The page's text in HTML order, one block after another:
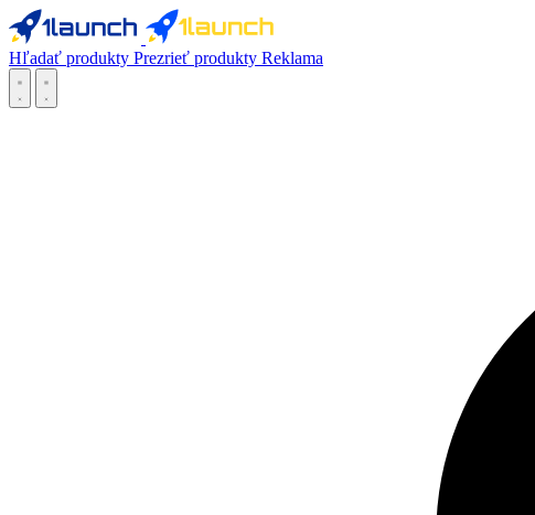
Hľadať produkty Prezrieť produkty Reklama